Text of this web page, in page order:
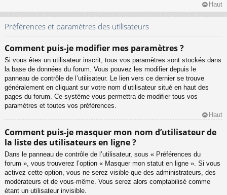
Haut
Préférences et paramètres des utilisateurs
Comment puis-je modifier mes paramètres ?
Si vous êtes un utilisateur inscrit, tous vos paramètres sont stockés dans
la base de données du forum. Vous pouvez les modifier depuis le
panneau de contrôle de l’utilisateur. Le lien vers ce dernier se trouve
généralement en cliquant sur votre nom d’utilisateur situé en haut des
pages du forum. Ce système vous permettra de modifier tous vos
paramètres et toutes vos préférences.
Haut
Comment puis-je masquer mon nom d’utilisateur de
la liste des utilisateurs en ligne ?
Dans le panneau de contrôle de l’utilisateur, sous « Préférences du
forum », vous trouverez l’option « Masquer mon statut en ligne ». Si vous
activez cette option, vous ne serez visible que des administrateurs, des
modérateurs et de vous-même. Vous serez alors comptabilisé comme
étant un utilisateur invisible.